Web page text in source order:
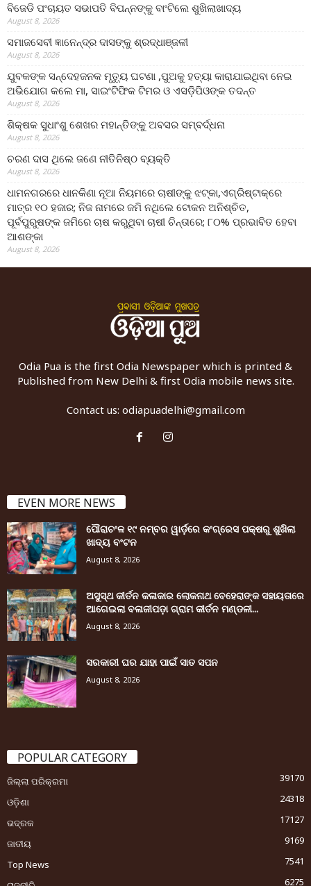
ବିଜେଡି ପଂଚାୟତ ସଭାପତି ବିପନ୍ନଙ୍କୁ ବାଂଟିଲେ ଶୁଖିଲାଖାଦ୍ୟ
August 8, 2026
ସମାଜସେବୀ ଜ୍ଞାନେନ୍ଦ୍ର ଦାସଙ୍କୁ ଶ୍ରଦ୍ଧାଞ୍ଜଳୀ
August 8, 2026
ଯୁବକଙ୍କ ସନ୍ଦେହଜନକ ମୃତ୍ୟୁ ଘଟଣା ,ପୁଅକୁ ହତ୍ୟା କାରାଯାଇଥିବା ନେଇ
ଅଭିଯୋଗ କଲେ ମା, ସାଇଂଟିଫିକ ଟିମର ଓ ଏସଡ଼ିପିଓଙ୍କ ତଦନ୍ତ
August 8, 2026
ଶିକ୍ଷକ ସୁଧାଂଶୁ ଶେଖର ମହାନ୍ତିଙ୍କୁ ଅବସର ସମ୍ବର୍ଦ୍ଧନା
August 8, 2026
ଚରଣ ଦାସ ଥିଲେ ଜଣେ ନୀତିନିଷ୍ଠ ବ୍ୟକ୍ତି
August 8, 2026
ଧାମନଗରରେ ଧାନକିଣା ନୂଆ ନିୟମରେ ଚାଷୀଙ୍କୁ ଝଟ୍‌କା,ଏଗ୍ରିଷ୍ଟାକ୍‌ରେ
ମାତ୍ର ୧୦ ହଜାର; ନିଜ ନାମରେ ଜମି ନଥିଲେ ଟୋକନ ଅନିଶ୍ଚିତ,
ପୂର୍ବପୁରୁଷଙ୍କ ଜମିରେ ଚାଷ କରୁଥିବା ଚାଷୀ ଚିନ୍ତାରେ; ୮୦% ପ୍ରଭାବିତ ହେବା
ଆଶଙ୍କା
August 8, 2026
Odia Pua is the first Odia Newspaper which is printed &
Published from New Delhi & first Odia mobile news site.
Contact us: odiapuadelhi@gmail.com
EVEN MORE NEWS
ପୌରାଚଂଳ ୧୯ ନମ୍ବର ୱାର୍ଡ଼ରେ କଂଗ୍ରେସ ପକ୍ଷରୁ ଶୁଖିଲା
ଖାଦ୍ୟ ବଂଟନ
August 8, 2026
ଅସୁସ୍ଥ କୀର୍ତନ କଳାକାର ଲୋକନାଥ ବେହେରାଙ୍କ ସହାୟତାରେ
ଆଗେଇଲା ବଳାଜୀପଡ଼ା ଗ୍ରାମ କୀର୍ତନ ମଣ୍ଡଳୀ...
August 8, 2026
ସରକାରୀ ଘର ଯାହା ପାଇଁ ସାତ ସପନ
August 8, 2026
POPULAR CATEGORY
ଜିଲ୍ଲା ପରିକ୍ରମା
39170
ଓଡ଼ିଶା
24318
ଭଦ୍ରକ
17127
ଜାତୀୟ
9169
Top News
7541
6275